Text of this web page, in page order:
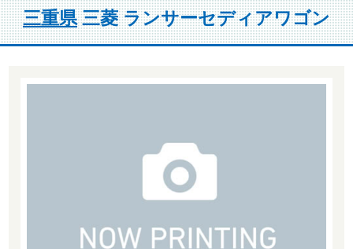
三重県三菱 ランサーセディアワゴン